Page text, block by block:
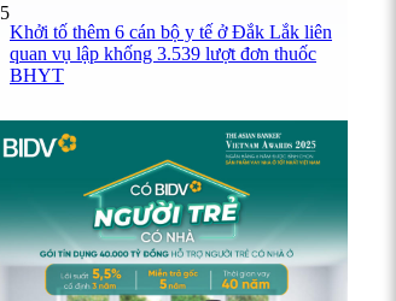
5
Khởi tố thêm 6 cán bộ y tế ở Đắk Lắk liên
quan vụ lập khống 3.539 lượt đơn thuốc
BHYT